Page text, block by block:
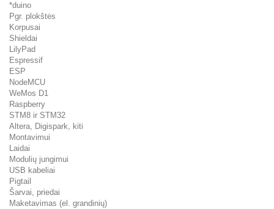
*duino
Pgr. plokštės
Korpusai
Shieldai
LilyPad
Espressif
ESP
NodeMCU
WeMos D1
Raspberry
STM8 ir STM32
Altera, Digispark, kiti
Montavimui
Laidai
Modulių jungimui
USB kabeliai
Pigtail
Šarvai, priedai
Maketavimas (el. grandinių)